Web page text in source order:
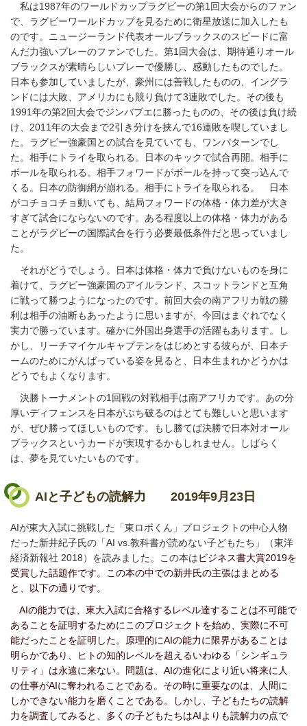
私は1987年のワールドカップラグビーの第1回大会からのファン
で、ラグビーワールドカップを見るために衛星放送に加入したも
のです。ニュージーランド代表オールブラックスのスピードに富
んだ力強いプレーのファンでした。第1回大会は、期待通りオール
ブラックスが素晴らしいプレーで優勝し、感動したものでした。
日本も参加していましたが、豪州には善戦したものの、イングラ
ンドには大敗、アメリカにも競り負けて3連敗でした。その後も
1991年の第2回大会でジンバブエに勝ったものの、その後は負け続
け、2011年の大会まで2引き分けを挟んで16連敗を喫していまし
た。ラグビー強豪国との試合を見ていても、ワンパターンでし
た。 相手にトライを取られる。日本のキックで試合再開。相手に
ボールを取られる。相手フォワードがボールを持って突っ込んで
くる。日本の防御網が崩れる。相手にトライを取られる。 日本
がコチョコチョ動いても、結局フォワードの体格・体力差が大き
すぎて試合にならないのです。ある程度以上の体格・体力がある
ことがラグビーの国際試合を行う必要最低条件だと思っていまし
た。
それがどうでしょう。日本は体格・体力で負けないものを身に
着けて、ラグビー強豪国のアイルランド、スコットランドと互角
に戦って勝つようになったのです。前回大会の南アフリカ戦の勝
利は相手の油断もあったように思いますが、今回はまぐれでなく
実力で勝っています。確かに外国出身選手の活躍もあります。し
かし、リーチマイケルキャプテンをはじめとする彼らが、日本チ
ームのためにがんばっている姿を見ると、日本生まれかどうかは
どうでもよくなります。
決勝トーナメントの1回戦の対戦相手は南アフリカです。あの分
厚いディフェンスを日本がぶち破るのはとても難しいと思います
が、ぜひ勝ってほしいものです。もし勝てば決勝で日本対オール
ブラックスというカードが実現するかもしれません。しばらく
は、夢を見ていたいものです。
AIと子どもの読解力 2019年9月23日
AIが東大入試に挑戦した「東ロボくん」プロジェクトの中心人物
だった新井紀子氏の「AI vs.教科書が読めない子どもたち」（東洋
経済新報社 2018）を読みました。この本はビジネス書大賞2019を
受賞した話題作です。この本の中での新井氏の主張はまとめる
と、以下の通りです。
AIの能力では、東大入試に合格するレベル達することは不可能で
あることを証明するためにこのプロジェクトを始め、実際に不可
能だったことを証明した。原理的にAIの能力に限界があることは
明らかであり、ヒトの知的レベルを超えるいわゆる「シンギュラ
リティ」は永遠に来ない。問題は、AIの進化により近い将来に人
の仕事がAIに奪われることである。その時に重要なのは、人間に
しかできない能力を磨くことである。しかし、子どもたちの読解
力を調査してみると、多くの子どもたちはAIよりも読解力の点で